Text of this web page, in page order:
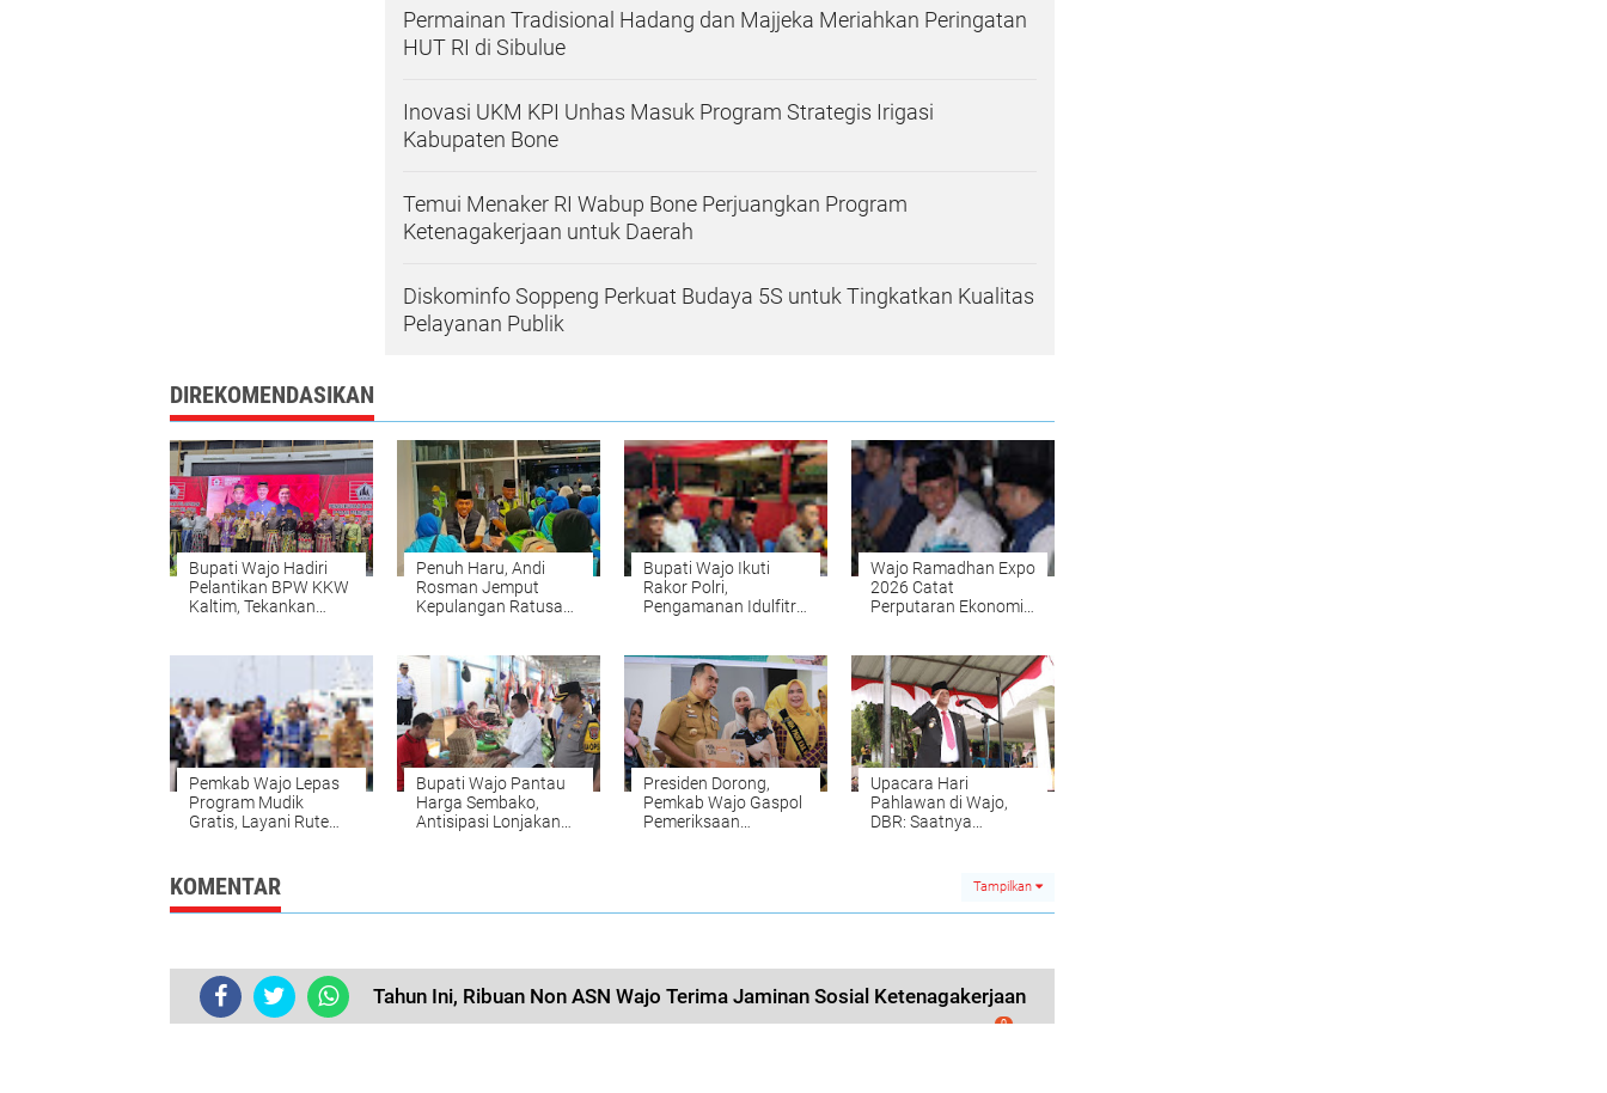
Permainan Tradisional Hadang dan Majjeka Meriahkan Peringatan
HUT RI di Sibulue
Inovasi UKM KPI Unhas Masuk Program Strategis Irigasi
Kabupaten Bone
Temui Menaker RI Wabup Bone Perjuangkan Program
Ketenagakerjaan untuk Daerah
Diskominfo Soppeng Perkuat Budaya 5S untuk Tingkatkan Kualitas
Pelayanan Publik
DIREKOMENDASIKAN
Bupati Wajo Hadiri
Pelantikan BPW KKW
Kaltim, Tekankan
Penuh Haru, Andi
Rosman Jemput
Kepulangan Ratusan
Bupati Wajo Ikuti
Rakor Polri,
Pengamanan Idulfitri
Wajo Ramadhan Expo
2026 Catat
Perputaran Ekonomi
Pemkab Wajo Lepas
Program Mudik
Gratis, Layani Rute
Bupati Wajo Pantau
Harga Sembako,
Antisipasi Lonjakan
Presiden Dorong,
Pemkab Wajo Gaspol
Pemeriksaan
Upacara Hari
Pahlawan di Wajo,
DBR: Saatnya
KOMENTAR Tampilkan
Tahun Ini, Ribuan Non ASN Wajo Terima Jaminan Sosial Ketenagakerjaan
0